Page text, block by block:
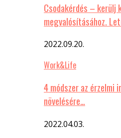
Csodakérdés – kerülj
megvalósításához.
2022.09.20.
Work&Life
4 módszer az érzelmi
növelésére…
2022.04.03.